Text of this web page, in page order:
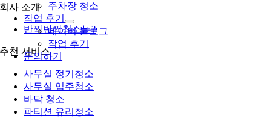
주차장 청소
작업 후기
네이버 블로그
작업 후기
문의하기
회사 소개
반짝반짝청소는?
추천 서비스
사무실 정기청소
사무실 입주청소
바닥 청소
파티션 유리청소